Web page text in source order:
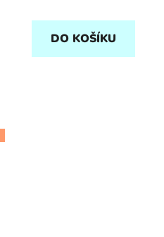
DO KOŠÍKU